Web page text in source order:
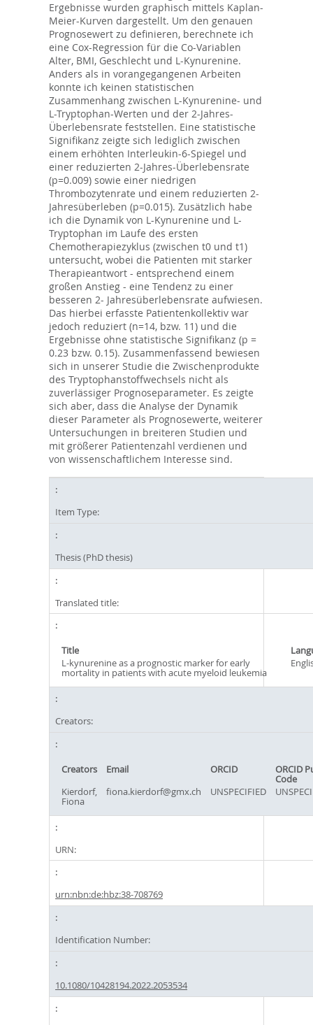
Ergebnisse wurden graphisch mittels Kaplan-
Meier-Kurven dargestellt. Um den genauen
Prognosewert zu definieren, berechnete ich
eine Cox-Regression für die Co-Variablen
Alter, BMI, Geschlecht und L-Kynurenine.
Anders als in vorangegangenen Arbeiten
konnte ich keinen statistischen
Zusammenhang zwischen L-Kynurenine- und
L-Tryptophan-Werten und der 2-Jahres-
Überlebensrate feststellen. Eine statistische
Signifikanz zeigte sich lediglich zwischen
einem erhöhten Interleukin-6-Spiegel und
einer reduzierten 2-Jahres-Überlebensrate
(p=0.009) sowie einer niedrigen
Thrombozytenrate und einem reduzierten 2-
Jahresüberleben (p=0.015). Zusätzlich habe
ich die Dynamik von L-Kynurenine und L-
Tryptophan im Laufe des ersten
Chemotherapiezyklus (zwischen t0 und t1)
untersucht, wobei die Patienten mit starker
Therapieantwort - entsprechend einem
großen Anstieg - eine Tendenz zu einer
besseren 2- Jahresüberlebensrate aufwiesen.
Das hierbei erfasste Patientenkollektiv war
jedoch reduziert (n=14, bzw. 11) und die
Ergebnisse ohne statistische Signifikanz (p =
0.23 bzw. 0.15). Zusammenfassend bewiesen
sich in unserer Studie die Zwischenprodukte
des Tryptophanstoffwechsels nicht als
zuverlässiger Prognoseparameter. Es zeigte
sich aber, dass die Analyse der Dynamik
dieser Parameter als Prognosewerte, weiterer
Untersuchungen in breiteren Studien und
mit größerer Patientenzahl verdienen und
von wissenschaftlichem Interesse sind.
Item Type:
Thesis (PhD thesis)
Translated title:
Title
L-kynurenine as a prognostic marker for early
mortality in patients with acute myeloid leukemia
Creators:
Creators Email ORCID ORCID
Code
Kierdorf,
Fiona
fiona.kierdorf@gmx.ch UNSPECIFIED
URN:
urn:nbn:de:hbz:38-708769
Identification Number:
10.1080/10428194.2022.2053534